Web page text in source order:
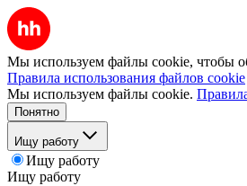
Мы используем файлы cookie, чтобы
Правила использования файлов cookie
Мы используем файлы cookie.
Понятно
Ищу работу
Ищу работу
Ищу работу